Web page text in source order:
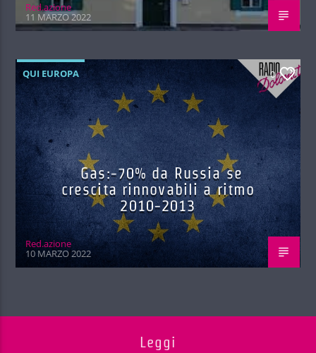
Red.azione
11 MARZO 2022
QUI EUROPA 0
Gas:-70% da Russia se
crescita rinnovabili a ritmo
2010-2013
Red.azione
10 MARZO 2022
Leggi